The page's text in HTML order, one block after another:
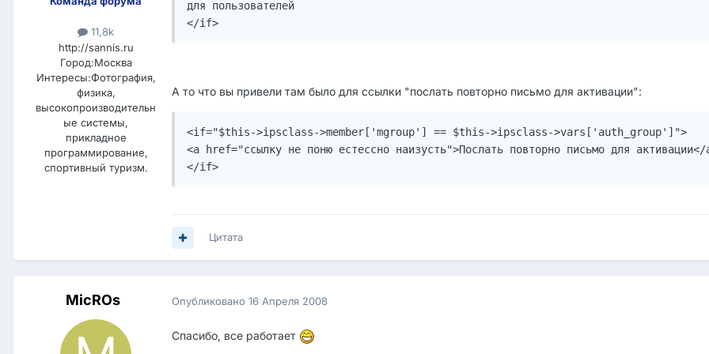
11,8k
http://sannis.ru
Город:Москва
Интересы:Фотография,
физика,
высокопроизводительн
ые системы,
прикладное
программирование,
спортивный туризм.
для пользователей
</if>
А то что вы привели там было для ссылки "послать повторно письмо для активации":
<if="$this->ipsclass->member['mgroup'] == $this->ipsclass->vars['auth_group']">
<a href="ссылку не поню естессно наизусть">Послать повторно письмо для активации</
</if>
Цитата
MicROs Опубликовано 16 Апреля 2008
Спасибо, все работает